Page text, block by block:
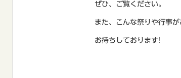
ぜひ、ご覧ください。
また、こんな祭りや行事
お待ちしております!